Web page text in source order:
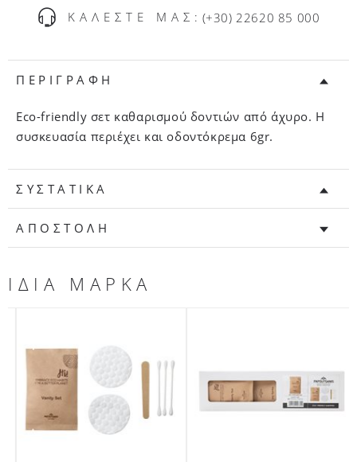
ΚΑΛΕΣΤΕ ΜΑΣ: (+30) 22620 85 000
ΠΕΡΙΓΡΑΦΗ
Εco-friendly σετ καθαρισμού δοντιών από άχυρο. H
συσκευασία περιέχει και οδοντόκρεμα 6gr.
ΣΥΣΤΑΤΙΚΑ
ΑΠΟΣΤΟΛΗ
ΙΔΙΑ ΜΑΡΚΑ